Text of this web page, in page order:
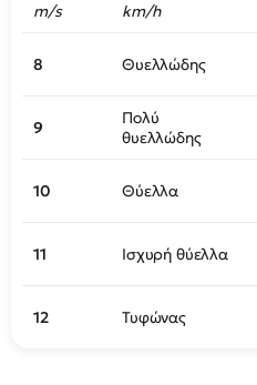
m/s km/h
8 Θυελλώδης
9
Πολύ
θυελλώδης
10 Θύελλα
11 Ισχυρή θύελλα
12 Τυφώνας